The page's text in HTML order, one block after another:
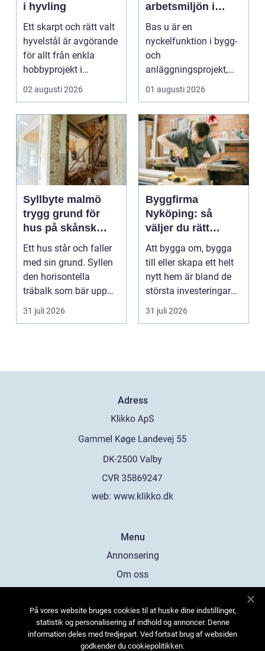
i hyvling
Ett skarpt och rätt valt
hyvelstål är avgörande
för allt från enkla
hobbyprojekt i
verkstaden till k...
02 augusti 2026
arbetsmiljön i
byggprojekt
Bas u är en
nyckelfunktion i bygg-
och
anläggningsprojekt,
med ansvar för att
arbetsm...
01 augusti 2026
Syllbyte malmö
trygg grund för
hus på skånsk
mark
Ett hus står och faller
med sin grund. Syllen
den horisontella
träbalk som bär upp
väggarna mot pla...
31 juli 2026
Byggfirma
Nyköping: så
väljer du rätt
partner för ditt
projekt
Att bygga om, bygga
till eller skapa ett helt
nytt hem är bland de
största investeringar
m...
31 juli 2026
Adress
web: www.klikko.dk
Menu
Annonsering
Om oss
Kontakta oss
Sitemap
På vores website bruges cookies til at huske dine indstillinger,
statistik og personalisering af indhold og annoncer. Denne
information deles med tredjepart. Ved fortsat brug af websiden
godkender du cookiepolitikken.